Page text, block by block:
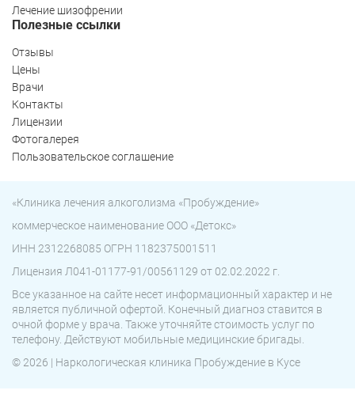
Лечение шизофрении
Полезные ссылки
Отзывы
Цены
Врачи
Контакты
Лицензии
Фотогалерея
Пользовательское соглашение
«Клиника лечения алкоголизма «Пробуждение»
коммерческое наименование ООО «Детокс»
ИНН 2312268085 ОГРН 1182375001511
Лицензия Л041-01177-91/00561129 от 02.02.2022 г.
Все указанное на сайте несет информационный характер и не
является публичной офертой. Конечный диагноз ставится в
очной форме у врача. Также уточняйте стоимость услуг по
телефону. Действуют мобильные медицинские бригады.
© 2026 | Наркологическая клиника Пробуждение в Кусе